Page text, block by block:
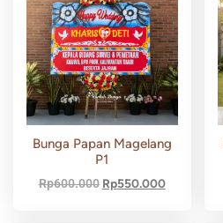
Bunga Papan Magelang
P1
Rp600.000 Rp550.000